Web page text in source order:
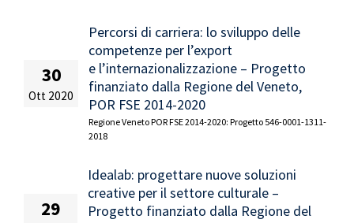
30
Ott 2020
Percorsi di carriera: lo sviluppo delle
competenze per l’export
e l’internazionalizzazione – Progetto
finanziato dalla Regione del Veneto,
POR FSE 2014-2020
Regione Veneto POR FSE 2014-2020: Progetto 546-0001-1311-
2018
29
Idealab: progettare nuove soluzioni
creative per il settore culturale –
Progetto finanziato dalla Regione del